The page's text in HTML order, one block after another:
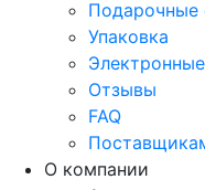
Подарочные
Упаковка
Отзывы
FAQ
О компании